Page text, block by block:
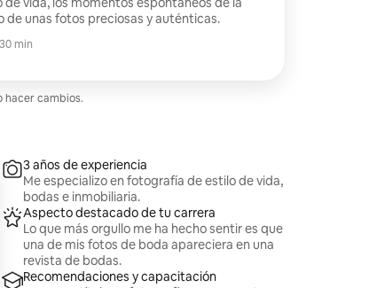
de unas fotos preciosas y auténticas.
min
hacer cambios.
3 años de experiencia
Me especializo en fotografía de estilo de vida,
bodas e inmobiliaria.
Aspecto destacado de tu carrera
Lo que más orgullo me ha hecho sentir es que
una de mis fotos de boda apareciera en una
revista de bodas.
Recomendaciones y capacitación